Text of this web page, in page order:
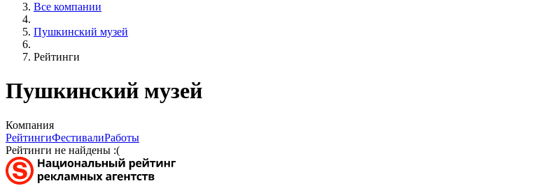
Все компании
Пушкинский музей
Рейтинги
Пушкинский музей
Компания
РейтингиФестивалиРаботы
Рейтинги не найдены :(